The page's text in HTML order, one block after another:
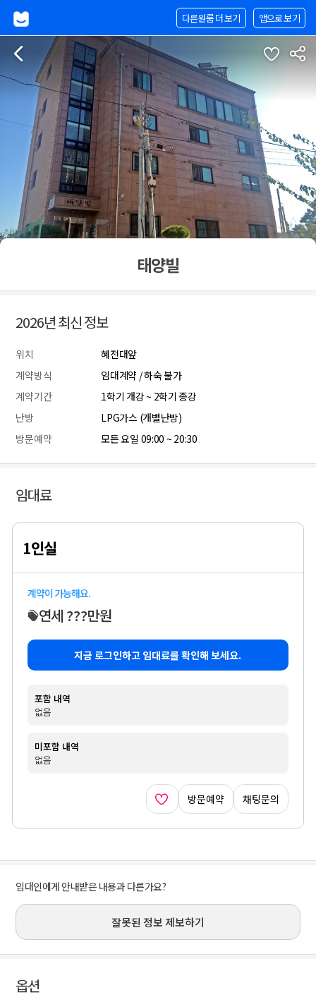
앱으로 보기
다른원룸 더 보기
태양빌
2026년 최신 정보
위치
혜전대앞
계약방식
임대계약 / 하숙 불가
계약기간
1학기 개강 ~ 2학기 종강
난방
LPG가스 (개별난방)
방문예약
모든 요일 09:00 ~ 20:30
임대료
1인실
계약이 가능해요.
연세 ???만원
지금 로그인하고 임대료를 확인해 보세요.
포함 내역
없음
미포함 내역
없음
방문예약 채팅문의
임대인에게 안내받은 내용과 다른가요?
잘못된 정보 제보하기
옵션